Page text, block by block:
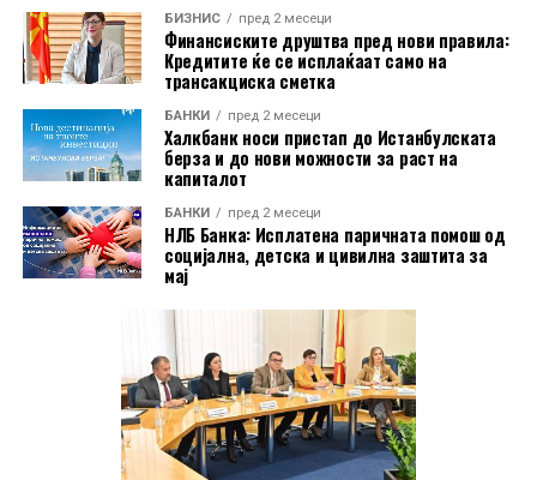
БИЗНИС пред 2 месеци
Финансиските друштва пред нови правила:
Кредитите ќе се исплаќаат само на
трансакциска сметка
БАНКИ пред 2 месеци
Халкбанк носи пристап до Истанбулската
берза и до нови можности за раст на
капиталот
БАНКИ пред 2 месеци
НЛБ Банка: Исплатена паричната помош од
социјална, детска и цивилна заштита за
мај